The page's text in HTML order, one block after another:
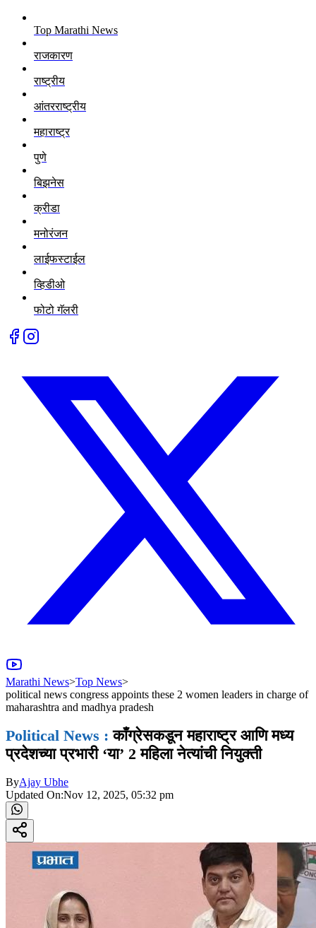
Top Marathi News
राजकारण
राष्ट्रीय
आंतरराष्ट्रीय
महाराष्ट्र
पुणे
बिझनेस
क्रीडा
मनोरंजन
लाईफस्टाईल
व्हिडीओ
फोटो गॅलरी
Marathi News>Top News>
political news congress appoints these 2 women leaders in charge of
maharashtra and madhya pradesh
Political News : काँग्रेसकडून महाराष्ट्र आणि मध्य
प्रदेशच्या प्रभारी ‘या’ 2 महिला नेत्यांची नियुक्ती
ByAjay Ubhe
Updated On:Nov 12, 2025, 05:32 pm